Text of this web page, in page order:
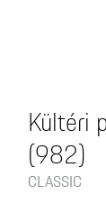
Kültéri
(982)
CLASSIC